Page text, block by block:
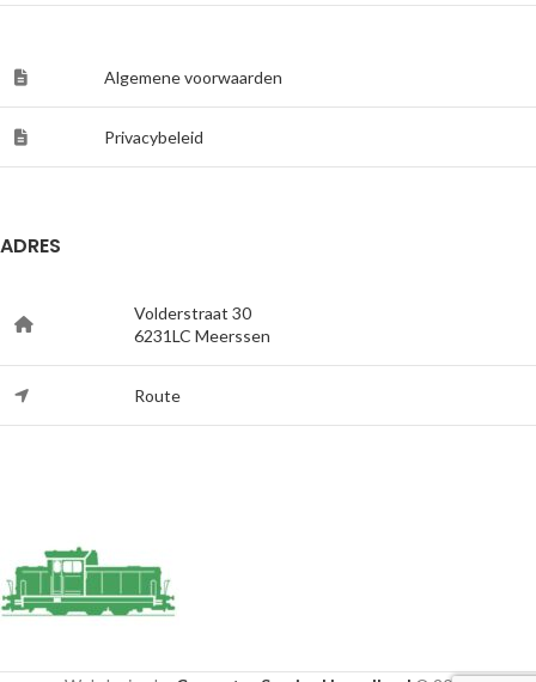
Algemene voorwaarden
Privacybeleid
ADRES
Volderstraat 30
6231LC Meerssen
Route